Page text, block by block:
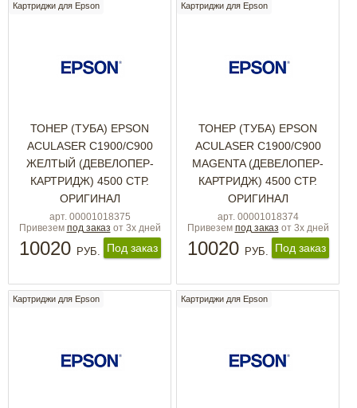
Картриджи для Epson
ТОНЕР (ТУБА) EPSON
ACULASER C1900/C900
ЖЕЛТЫЙ (ДЕВЕЛОПЕР-
КАРТРИДЖ) 4500 СТР.
ОРИГИНАЛ
арт. 00001018375
Привезем под заказ от 3х дней
10020 РУБ. Под заказ
Картриджи для Epson
ТОНЕР (ТУБА) EPSON
ACULASER C1900/C900
MAGENTA (ДЕВЕЛОПЕР-
КАРТРИДЖ) 4500 СТР.
ОРИГИНАЛ
арт. 00001018374
Привезем под заказ от 3х дней
10020 РУБ. Под заказ
Картриджи для Epson Картриджи для Epson